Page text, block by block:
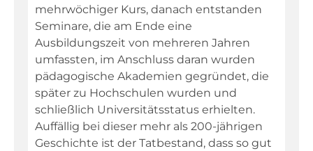
mehrwöchiger Kurs, danach entstanden
Seminare, die am Ende eine
Ausbildungszeit von mehreren Jahren
umfassten, im Anschluss daran wurden
pädagogische Akademien gegründet, die
später zu Hochschulen wurden und
schließlich Universitätsstatus erhielten.
Auffällig bei dieser mehr als 200-jährigen
Geschichte ist der Tatbestand, dass so gut